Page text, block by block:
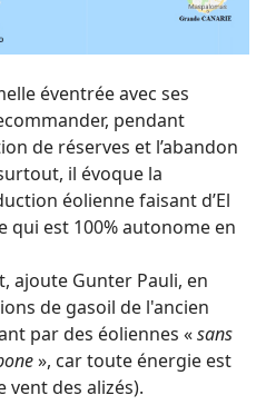
éventrée avec ses
pendant
de réserves et l’abandon
il évoque la
éolienne faisant d’El
qui est 100% autonome en
ajoute Gunter Pauli, en
de gasoil de l'ancien
par des éoliennes «sans
», car toute énergie est
vent des alizés).